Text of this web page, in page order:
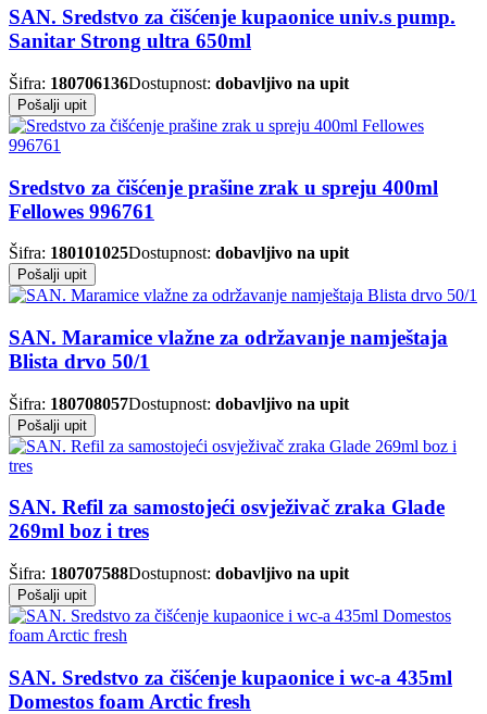
SAN. Sredstvo za čišćenje kupaonice univ.s pump.
Sanitar Strong ultra 650ml
Šifra: 180706136Dostupnost: dobavljivo na upit
Pošalji upit
Sredstvo za čišćenje prašine zrak u spreju 400ml
Fellowes 996761
Šifra: 180101025Dostupnost: dobavljivo na upit
Pošalji upit
SAN. Maramice vlažne za održavanje namještaja
Blista drvo 50/1
Šifra: 180708057Dostupnost: dobavljivo na upit
Pošalji upit
SAN. Refil za samostojeći osvježivač zraka Glade
269ml boz i tres
Šifra: 180707588Dostupnost: dobavljivo na upit
Pošalji upit
SAN. Sredstvo za čišćenje kupaonice i wc-a 435ml
Domestos foam Arctic fresh